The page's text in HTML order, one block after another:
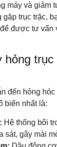
máy và giảm
trục trặc,
để được tư vấn
hỏng
đến hỏng hóc
biến nhất là:
Hệ thống bôi
sát, gây mài